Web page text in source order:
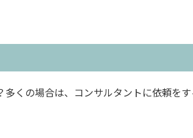
くの場合は、コンサルタントに依頼を